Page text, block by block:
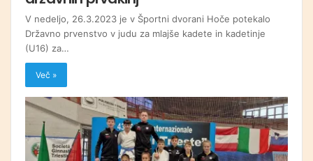
V nedeljo, 26.3.2023 je v Športni dvorani Hoče potekalo
Državno prvenstvo v judu za mlajše kadete in kadetinje
(U16) za…
Več »